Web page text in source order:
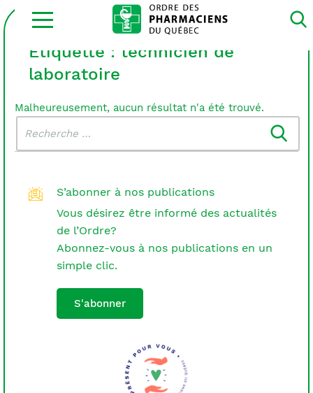
Ouvrir
la
site
Étiquette : technicien de
laboratoire
Malheureusement, aucun résultat n'a été trouvé.
dans
le
S’abonner à nos publications
Vous désirez être informé des actualités
de l’Ordre?
Abonnez-vous à nos publications en un
simple clic.
S'abonner